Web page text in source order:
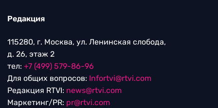
Редакция
115280, г. Москва, ул. Ленинская слобода,
д. 26, этаж 2
тел: +7 (499) 579-86-96
Для общих вопросов: Infortvi@rtvi.com
Редакция RTVI: news@rtvi.com
Маркетинг/PR: pr@rtvi.com